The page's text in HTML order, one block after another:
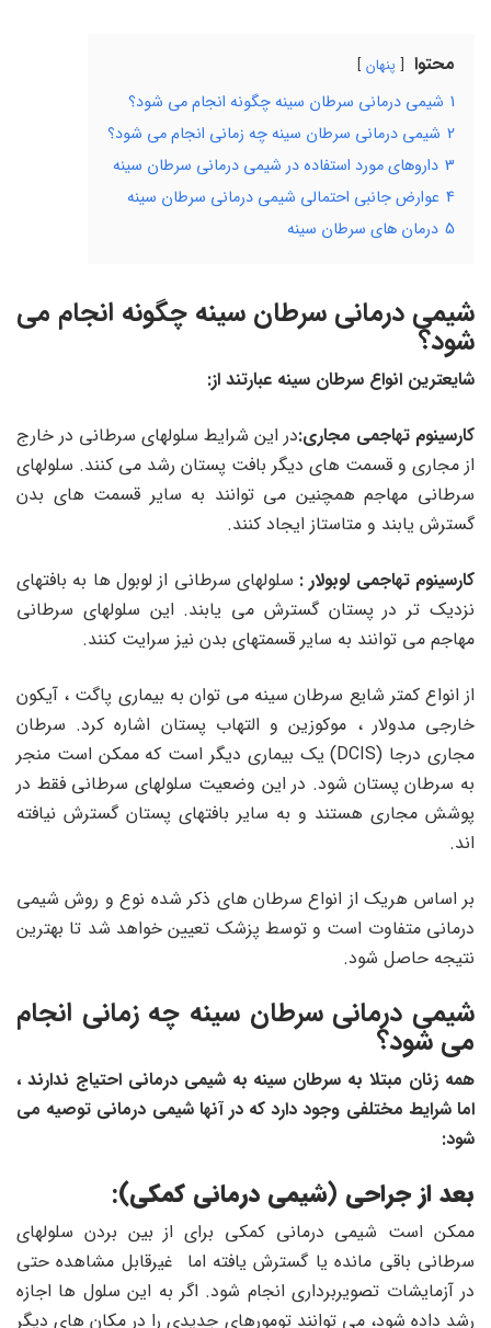
محتوا پنهان
1 شیمی درمانی سرطان سینه چگونه انجام می شود؟
2 شیمی درمانی سرطان سینه چه زمانی انجام می شود؟
3 داروهای مورد استفاده در شیمی درمانی سرطان سینه
4 عوارض جانبی احتمالی شیمی درمانی سرطان سینه
5 درمان های سرطان سینه
شیمی درمانی سرطان سینه چگونه انجام می
شود؟
شایعترین انواع سرطان سینه عبارتند از:
کارسینوم تهاجمی مجاری:در این شرایط سلولهای سرطانی در خارج
از مجاری و قسمت های دیگر بافت پستان رشد می کنند. سلولهای
سرطانی مهاجم همچنین می توانند به سایر قسمت های بدن
گسترش یابند و متاستاز ایجاد کنند.
کارسینوم تهاجمی لوبولار : سلولهای سرطانی از لوبول ها به بافتهای
نزدیک تر در پستان گسترش می یابند. این سلولهای سرطانی
مهاجم می توانند به سایر قسمتهای بدن نیز سرایت کنند.
از انواع کمتر شایع سرطان سینه می توان به بیماری پاگت ، آیکون
خارجی مدولار ، موکوزین و التهاب پستان اشاره کرد. سرطان
مجاری درجا (DCIS) یک بیماری دیگر است که ممکن است منجر
به سرطان پستان شود. در این وضعیت سلولهای سرطانی فقط در
پوشش مجاری هستند و به سایر بافتهای پستان گسترش نیافته
اند.
بر اساس هریک از انواع سرطان های ذکر شده نوع و روش شیمی
درمانی متفاوت است و توسط پزشک تعیین خواهد شد تا بهترین
نتیجه حاصل شود.
شیمی درمانی سرطان سینه چه زمانی انجام
می شود؟
همه زنان مبتلا به سرطان سینه به شیمی درمانی احتیاج ندارند ،
اما شرایط مختلفی وجود دارد که در آنها شیمی درمانی توصیه می
شود:
بعد از جراحی (شیمی درمانی کمکی):
ممکن است شیمی درمانی کمکی برای از بین بردن سلولهای
سرطانی باقی مانده یا گسترش یافته اما غیرقابل مشاهده حتی
در آزمایشات تصویربرداری انجام شود. اگر به این سلول ها اجازه
رشد داده شود، می توانند تومورهای جدیدی را در مکان های دیگر